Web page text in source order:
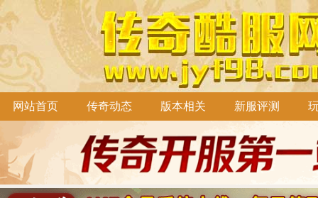
网站首页 传奇动态 版本相关 新服评测